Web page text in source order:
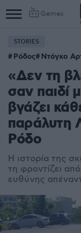
Games
Column
1
2
STORIES
Ρόδος Ντόγκο
«Δεν τη
σαν παιδί
βγάζει
παράλυτη
Ρόδο
Η ιστορία της
τη φροντίζει
ευθύνης